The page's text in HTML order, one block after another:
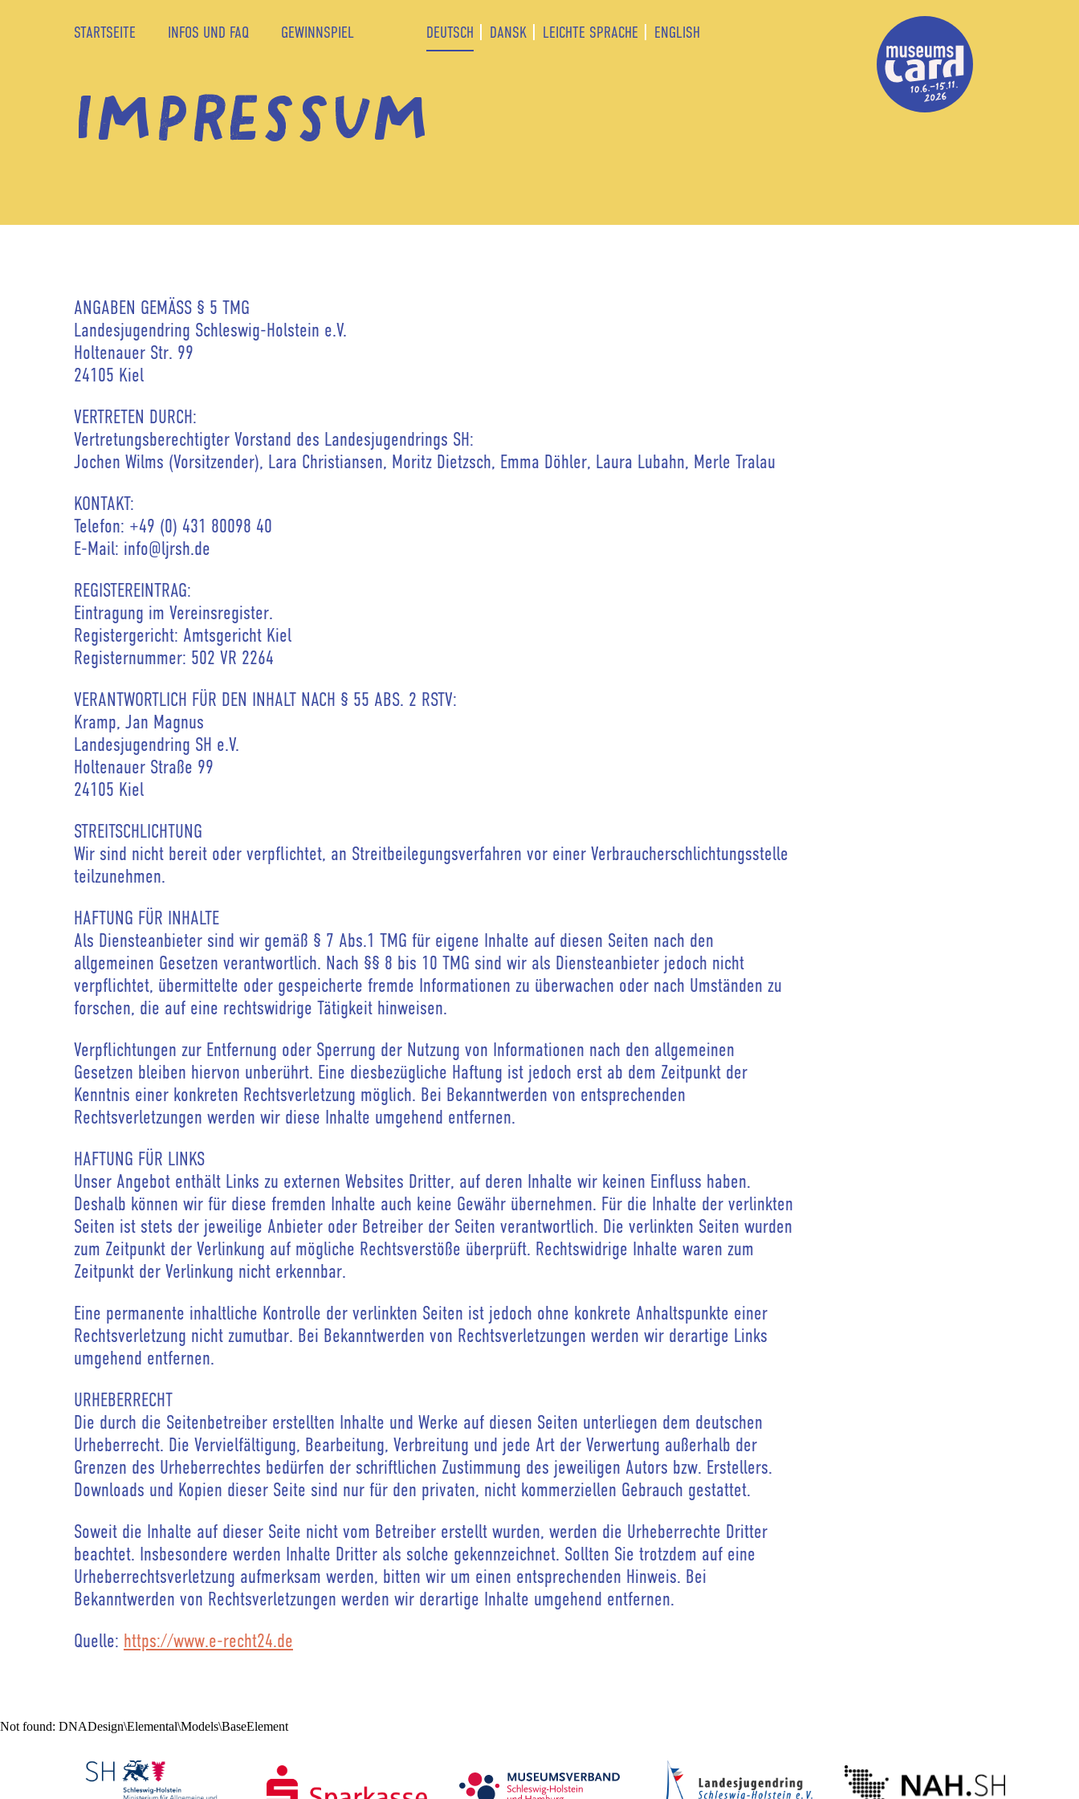
STARTSEITE INFOS UND FAQ GEWINNSPIEL DEUTSCH DANSK LEICHTE SPRACHE ENGLISH
IMPRESSUM
ANGABEN GEMÄSS § 5 TMG
Landesjugendring Schleswig-Holstein e.V.
Holtenauer Str. 99
24105 Kiel
VERTRETEN DURCH:
Vertretungsberechtigter Vorstand des Landesjugendrings SH:
Jochen Wilms (Vorsitzender), Lara Christiansen, Moritz Dietzsch, Emma Döhler, Laura Lubahn, Merle Tralau
KONTAKT:
Telefon: +49 (0) 431 80098 40
E-Mail: info@ljrsh.de
REGISTEREINTRAG:
Eintragung im Vereinsregister.
Registergericht: Amtsgericht Kiel
Registernummer: 502 VR 2264
VERANTWORTLICH FÜR DEN INHALT NACH § 55 ABS. 2 RSTV:
Kramp, Jan Magnus
Landesjugendring SH e.V.
Holtenauer Straße 99
24105 Kiel
STREITSCHLICHTUNG
Wir sind nicht bereit oder verpflichtet, an Streitbeilegungsverfahren vor einer Verbraucherschlichtungsstelle
teilzunehmen.
HAFTUNG FÜR INHALTE
Als Diensteanbieter sind wir gemäß § 7 Abs.1 TMG für eigene Inhalte auf diesen Seiten nach den
allgemeinen Gesetzen verantwortlich. Nach §§ 8 bis 10 TMG sind wir als Diensteanbieter jedoch nicht
verpflichtet, übermittelte oder gespeicherte fremde Informationen zu überwachen oder nach Umständen zu
forschen, die auf eine rechtswidrige Tätigkeit hinweisen.
Verpflichtungen zur Entfernung oder Sperrung der Nutzung von Informationen nach den allgemeinen
Gesetzen bleiben hiervon unberührt. Eine diesbezügliche Haftung ist jedoch erst ab dem Zeitpunkt der
Kenntnis einer konkreten Rechtsverletzung möglich. Bei Bekanntwerden von entsprechenden
Rechtsverletzungen werden wir diese Inhalte umgehend entfernen.
HAFTUNG FÜR LINKS
Unser Angebot enthält Links zu externen Websites Dritter, auf deren Inhalte wir keinen Einfluss haben.
Deshalb können wir für diese fremden Inhalte auch keine Gewähr übernehmen. Für die Inhalte der verlinkten
Seiten ist stets der jeweilige Anbieter oder Betreiber der Seiten verantwortlich. Die verlinkten Seiten wurden
zum Zeitpunkt der Verlinkung auf mögliche Rechtsverstöße überprüft. Rechtswidrige Inhalte waren zum
Zeitpunkt der Verlinkung nicht erkennbar.
Eine permanente inhaltliche Kontrolle der verlinkten Seiten ist jedoch ohne konkrete Anhaltspunkte einer
Rechtsverletzung nicht zumutbar. Bei Bekanntwerden von Rechtsverletzungen werden wir derartige Links
umgehend entfernen.
URHEBERRECHT
Die durch die Seitenbetreiber erstellten Inhalte und Werke auf diesen Seiten unterliegen dem deutschen
Urheberrecht. Die Vervielfältigung, Bearbeitung, Verbreitung und jede Art der Verwertung außerhalb der
Grenzen des Urheberrechtes bedürfen der schriftlichen Zustimmung des jeweiligen Autors bzw. Erstellers.
Downloads und Kopien dieser Seite sind nur für den privaten, nicht kommerziellen Gebrauch gestattet.
Soweit die Inhalte auf dieser Seite nicht vom Betreiber erstellt wurden, werden die Urheberrechte Dritter
beachtet. Insbesondere werden Inhalte Dritter als solche gekennzeichnet. Sollten Sie trotzdem auf eine
Urheberrechtsverletzung aufmerksam werden, bitten wir um einen entsprechenden Hinweis. Bei
Bekanntwerden von Rechtsverletzungen werden wir derartige Inhalte umgehend entfernen.
Quelle: https://www.e-recht24.de
Not found: DNADesign\Elemental\Models\BaseElement